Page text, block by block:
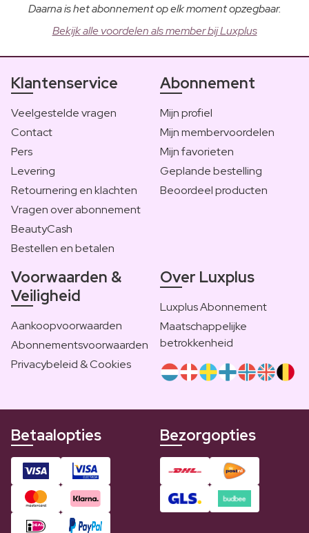
Daarna is het abonnement op elk moment opzegbaar.
Bekijk alle voordelen als member bij Luxplus
Klantenservice
Veelgestelde vragen
Contact
Pers
Levering
Retournering en klachten
Vragen over abonnement
BeautyCash
Bestellen en betalen
Abonnement
Mijn profiel
Mijn membervoordelen
Mijn favorieten
Geplande bestelling
Beoordeel producten
Voorwaarden &
Veiligheid
Aankoopvoorwaarden
Abonnementsvoorwaarden
Privacybeleid & Cookies
Over Luxplus
Luxplus Abonnement
Maatschappelijke
betrokkenheid
Betaalopties Bezorgopties